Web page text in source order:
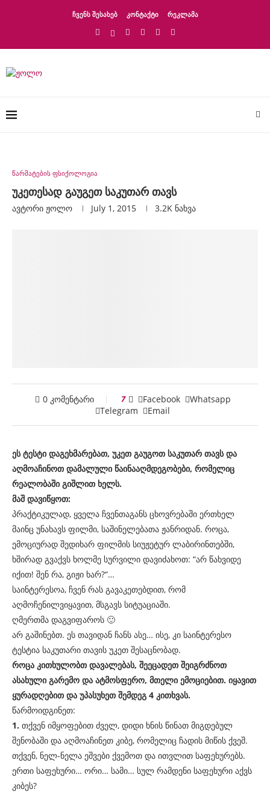
ᲩᲕᲔᲜᲡ ᲨᲔᲡᲐᲮᲔᲑ ᲙᲝᲜᲢᲐᲥᲢᲘ ᲠᲔᲙᲚᲐᲛᲐ
წარმატების ფსიქოლოგია
უკეთესად გაუგეთ საკუთარ თავს
ავტორი Ჟოლო July 1, 2015 3.2K ნახვა
0 კომენტარი 7 Facebook
Whatsapp
Telegram
Email
ეს ტესტი დაგეხმარებათ, უკეთ გაუგოთ საკუთარ თავს და
აღმოაჩინოთ დამალული წაინააღმდეგობები, რომელიც
რეალობაში გიშლით ხელს.
მაშ დავიწყოთ:
პრაქტიკულად, ყველა ჩვენთაგანს ცხოვრებაში ერთხელ
მაინც უნახავს ფილმი, საშინელებათა ჟანრიდან. როცა,
ემოციურად შედიხარ ფილმის სიუჟეტურ ლაბირინთებში,
ხშირად გვაქვს ხოლმე სურვილი დავიძახოთ: “არ წახვიდე
იქით! შენ რა, გიჟი ხარ?“…
საინტერესოა, ჩვენ რას გავაკეთებდით, რომ
აღმოჩენილვიყავით, მსგავს სიტუაციაში.
ღმერთმა დაგვიფაროს 🙂
არ გაშინებთ. ეს თავიდან ჩანს ასე… ისე, კი საინტერესო
ტესტია საკუთარი თავის უკეთ შესაცნობად.
როცა კითხულობთ დავალებას, შეეცადეთ შეიგრძნოთ
ასახული გარემო და ატმოსფერო, მთელი ემოციებით. იყავით
ყურადღებით და უპასუხეთ შემდეგ 4 კითხვას.
წარმოიდგინეთ:
1. თქვენ იმყოფებით ძველ, დიდი ხნის წინათ მიგდებულ
შენობაში და აღმოაჩინეთ კიბე, რომელიც ჩადის მიწის ქვეშ.
თქვენ, ნელ-ნელა ეშვები ქვემოთ და ითვლით საფეხურებს.
ერთი საფეხური… ორი… სამი… სულ რამდენი საფეხური აქვს
კიბეს?